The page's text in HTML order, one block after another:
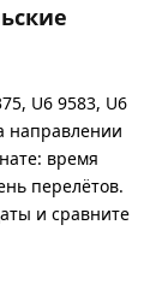
U6 9583, U6
направлении
время
перелётов.
и сравните